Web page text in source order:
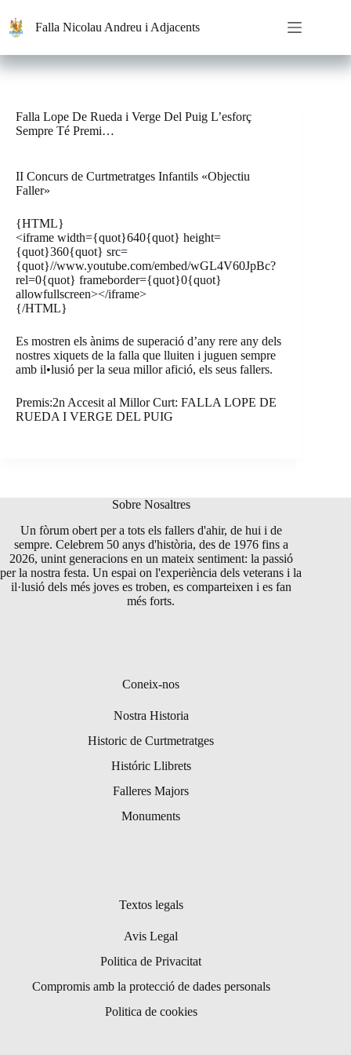
contenido
Falla Nicolau Andreu i Adjacents
Falla Lope De Rueda i Verge Del Puig L’esforç
Sempre Té Premi…
II Concurs de Curtmetratges Infantils «Objectiu
Faller»
{HTML}
<iframe width={quot}640{quot} height=
{quot}360{quot} src=
{quot}//www.youtube.com/embed/wGL4V60JpBc?
rel=0{quot} frameborder={quot}0{quot}
allowfullscreen></iframe>
{/HTML}
Es mostren els ànims de superació d’any rere any dels
nostres xiquets de la falla que lluiten i juguen sempre
amb il•lusió per la seua millor afició, els seus fallers.
Premis:2n Accesit al Millor Curt: FALLA LOPE DE
RUEDA I VERGE DEL PUIG
Sobre Nosaltres
Un fòrum obert per a tots els fallers d'ahir, de hui i de
sempre. Celebrem 50 anys d'història, des de 1976 fins a
2026, unint generacions en un mateix sentiment: la passió
per la nostra festa. Un espai on l'experiència dels veterans i la
il·lusió dels més joves es troben, es comparteixen i es fan
més forts.
Coneix-nos
Nostra Historia
Historic de Curtmetratges
Históric Llibrets
Falleres Majors
Monuments
Textos legals
Avis Legal
Politica de Privacitat
Compromis amb la protecció de dades personals
Politica de cookies